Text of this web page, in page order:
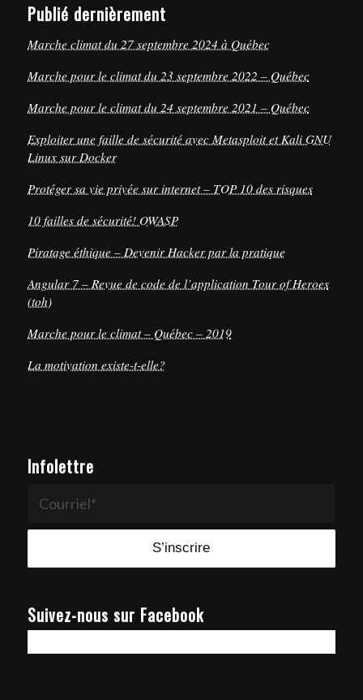
Publié dernièrement
Marche climat du 27 septembre 2024 à Québec
Marche pour le climat du 23 septembre 2022 – Québec
Marche pour le climat du 24 septembre 2021 – Québec
Exploiter une faille de sécurité avec Metasploit et Kali GNU
Linux sur Docker
Protéger sa vie privée sur internet – TOP 10 des risques
10 failles de sécurité! OWASP
Piratage éthique – Devenir Hacker par la pratique
Angular 7 – Revue de code de l’application Tour of Heroes
(toh)
Marche pour le climat – Québec – 2019
La motivation existe-t-elle?
Infolettre
Suivez-nous sur Facebook